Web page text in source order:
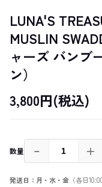
LUNA'S
MUSLIN
ャーズ バンブ
ン）
3,800円(税込)
数量 － ＋
発送日：月・水・金 （各日